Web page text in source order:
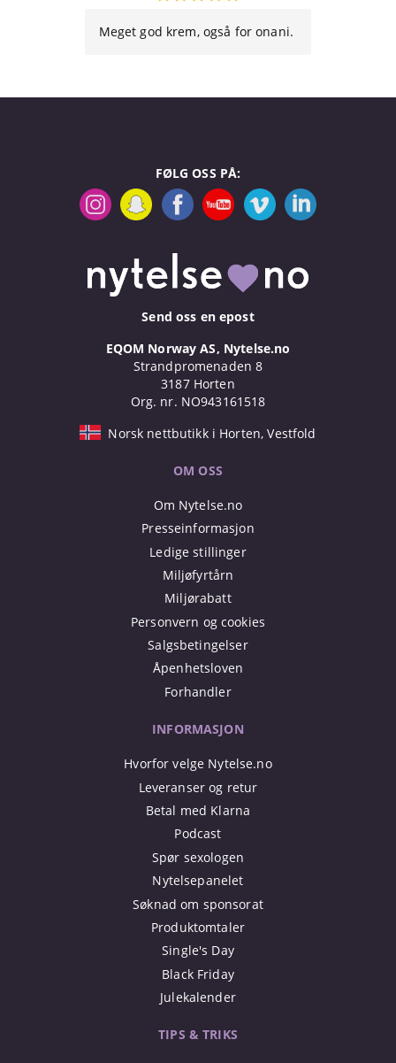
Meget god krem, også for onani.
FØLG OSS PÅ:
Send oss en epost
EQOM Norway AS, Nytelse.no
Strandpromenaden 8
3187 Horten
Org. nr. NO943161518
Norsk nettbutikk i Horten, Vestfold
OM OSS
Om Nytelse.no
Presseinformasjon
Ledige stillinger
Miljøfyrtårn
Miljørabatt
Personvern og cookies
Salgsbetingelser
Åpenhetsloven
Forhandler
INFORMASJON
Hvorfor velge Nytelse.no
Leveranser og retur
Betal med Klarna
Podcast
Spør sexologen
Nytelsepanelet
Søknad om sponsorat
Produktomtaler
Single's Day
Black Friday
Julekalender
TIPS & TRIKS